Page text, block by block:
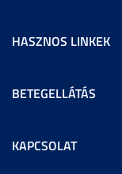
HASZNOS LINKEK
BETEGELLÁTÁS
KAPCSOLAT